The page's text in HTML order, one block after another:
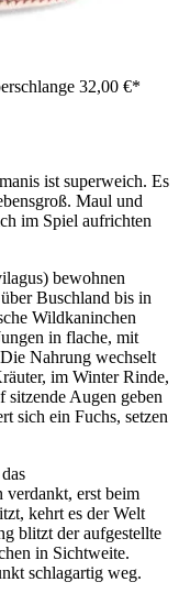
32,00 €*
ist superweich. Es
Maul und
im Spiel aufrichten
bewohnen
Buschland bis in
Wildkaninchen
in flache, mit
Nahrung wechselt
im Winter Rinde,
Augen geben
sich ein Fuchs, setzen
verdankt, erst beim
kehrt es der Welt
blitzt der aufgestellte
in Sichtweite.
schlagartig weg.